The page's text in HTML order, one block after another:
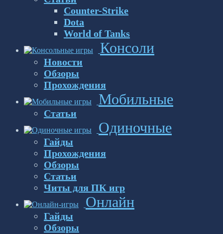
Counter-Strike
Dota
World of Tanks
Консоли
Новости
Обзоры
Прохождения
Мобильные
Статьи
Одиночные
Гайды
Прохождения
Обзоры
Статьи
Читы для ПК игр
Онлайн
Гайды
Обзоры